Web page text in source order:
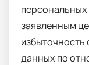
заявленным
данных по